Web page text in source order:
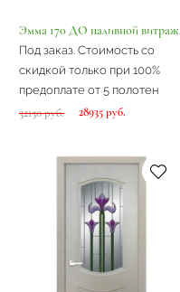
Эмма 170 ДО наливной витраж
Под заказ. Стоимость со
скидкой только при 100%
предоплате от 5 полотен
32150 руб. 28935 руб.